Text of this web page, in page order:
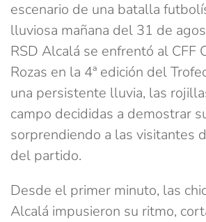
escenario de una batalla
lluviosa mañana del 31 de
RSD Alcalá se enfrentó al CFF
Rozas en la 4ª edición del
una persistente lluvia, las
campo decididas a demostrar
sorprendiendo a las visitantes
del partido.
Desde el primer minuto, las
Alcalá impusieron su ritmo,